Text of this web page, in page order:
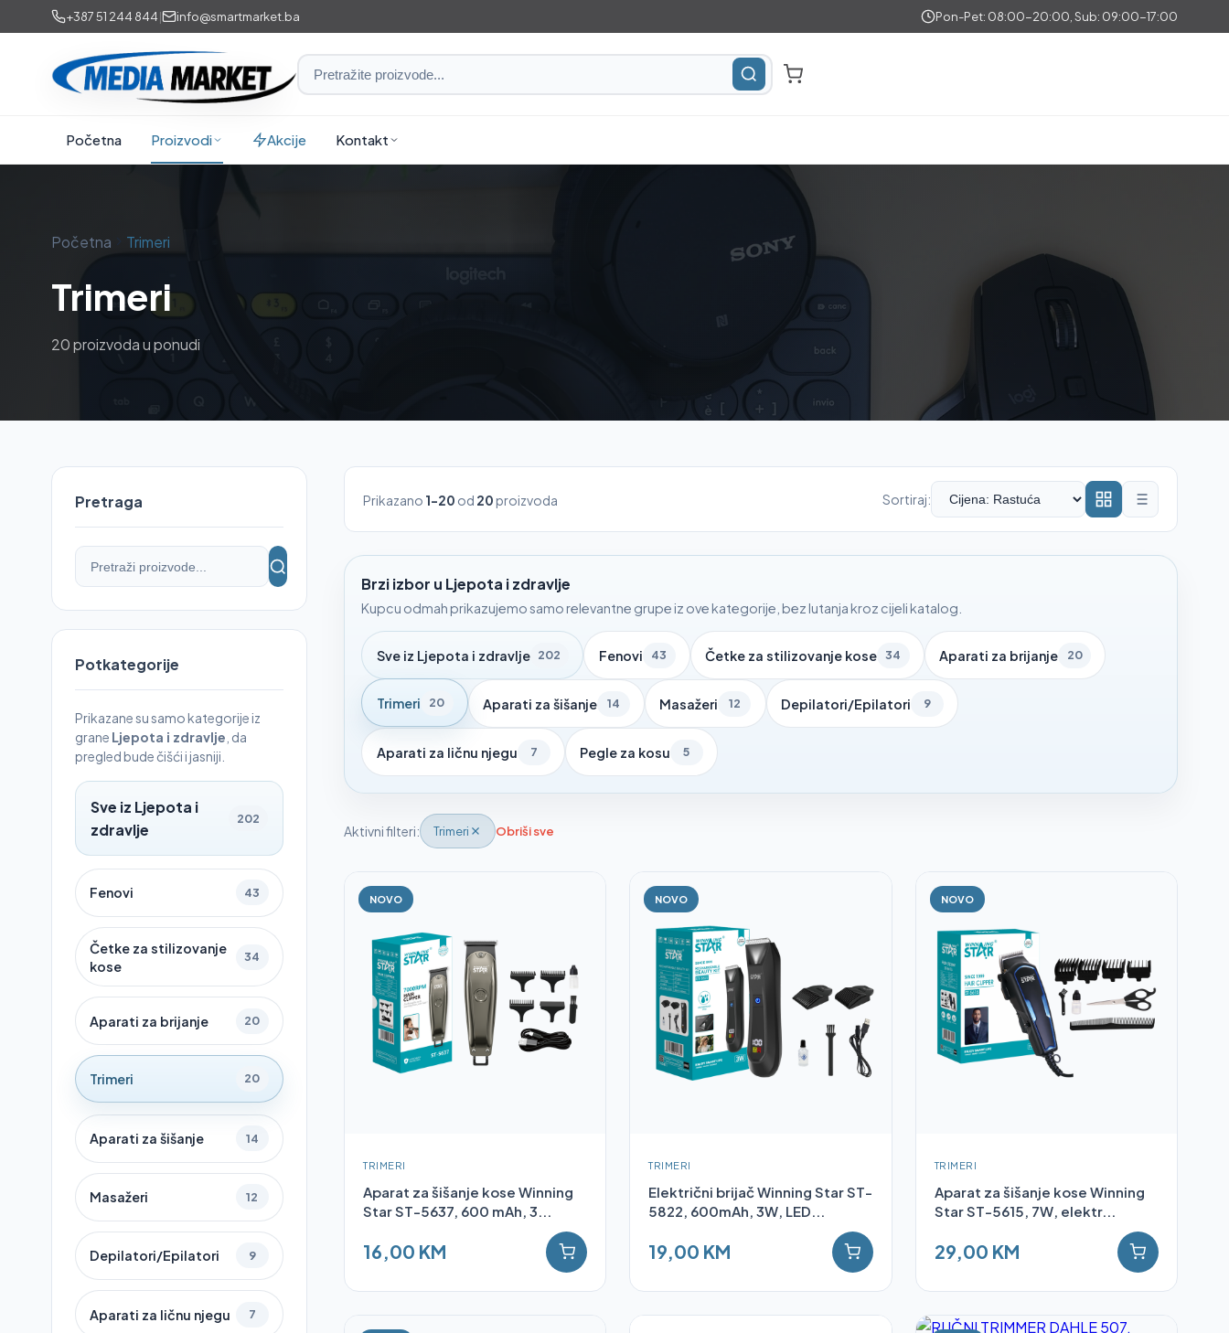
Preskoči
na
+387 51 244 844| info@smartmarket.ba Pon-Pet: 08:00-20:00, Sub: 09:00-17:00
Smart
Media
Početna Proizvodi Akcije Kontakt
Početna Trimeri
Trimeri
20 proizvoda u ponudi
Pretraga
Potkategorije
Prikazane su samo kategorije iz
grane Ljepota i zdravlje , da
pregled bude čišći i jasniji.
Sve iz Ljepota i
zdravlje
202
Fenovi 43
Četke za stilizovanje
kose
34
Aparati za brijanje 20
Trimeri 20
Aparati za šišanje 14
Masažeri 12
Depilatori/Epilatori 9
Aparati za ličnu njegu 7
Prikazano 1-20 od 20proizvoda Sortiraj:
Brzi izbor u Ljepota i zdravlje
Kupcu odmah prikazujemo samo relevantne grupe iz ove kategorije, bez lutanja kroz cijeli katalog.
Sve iz Ljepota i zdravlje 202 Fenovi 43 Četke za stilizovanje kose 34 Aparati za brijanje 20
Trimeri 20 Aparati za šišanje 14 Masažeri 12 Depilatori/Epilatori 9
Aparati za ličnu njegu 7 Pegle za kosu 5
Aktivni filteri: Trimeri Obriši sve
NOVO
TRIMERI
Aparat za šišanje kose Winning
Star ST-5637, 600 mAh, 3...
16,00 KM
NOVO
TRIMERI
Električni brijač Winning Star ST-
5822, 600mAh, 3W, LED...
19,00 KM
NOVO
TRIMERI
Aparat za šišanje kose Winning
Star ST-5615, 7W, elektr...
29,00 KM